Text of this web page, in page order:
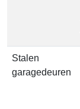
Stalen
garagedeuren